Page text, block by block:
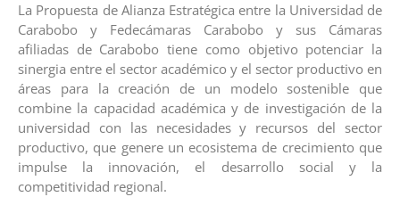
La Propuesta de Alianza Estratégica entre la Universidad de
Carabobo y Fedecámaras Carabobo y sus Cámaras
afiliadas de Carabobo tiene como objetivo potenciar la
sinergia entre el sector académico y el sector productivo en
áreas para la creación de un modelo sostenible que
combine la capacidad académica y de investigación de la
universidad con las necesidades y recursos del sector
productivo, que genere un ecosistema de crecimiento que
impulse la innovación, el desarrollo social y la
competitividad regional.